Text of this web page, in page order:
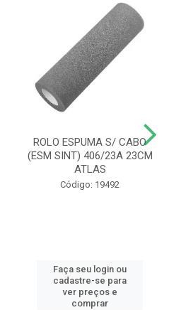
ROLO ESPUMA S/ CABO
(ESM SINT) 406/23A 23CM
ATLAS
Código: 19492
Faça seu login ou
cadastre-se para
ver preços e
comprar